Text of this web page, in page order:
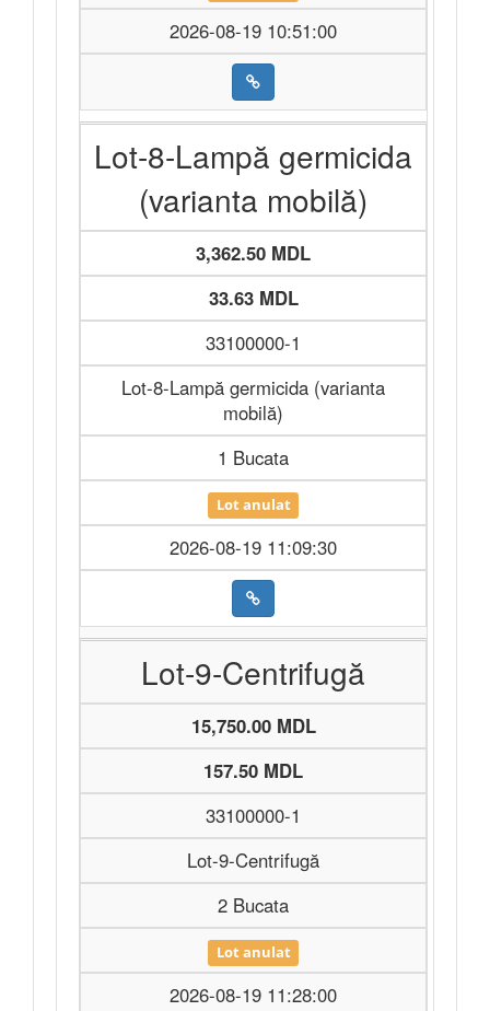
2026-08-19 10:51:00
Lot-8-Lampă germicida
(varianta mobilă)
3,362.50 MDL
33.63 MDL
33100000-1
Lot-8-Lampă germicida (varianta
mobilă)
1 Bucata
Lot anulat
2026-08-19 11:09:30
Lot-9-Centrifugă
15,750.00 MDL
157.50 MDL
33100000-1
Lot-9-Centrifugă
2 Bucata
Lot anulat
2026-08-19 11:28:00